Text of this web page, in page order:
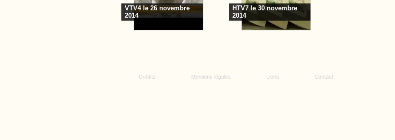
VTV4 le 26 novembre
2014
HTV7 le 30 novembre
2014
Crédits Mentions légales Liens Contact